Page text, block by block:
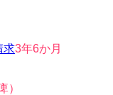
求3年6か月
）